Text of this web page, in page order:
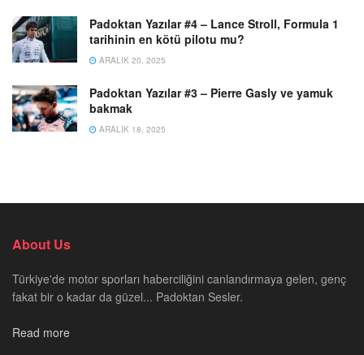
Padoktan Yazılar #4 – Lance Stroll, Formula 1
tarihinin en kötü pilotu mu?
ARALIK 20, 2025
Padoktan Yazılar #3 – Pierre Gasly ve yamuk
bakmak
ARALIK 18, 2025
About Us
Türkiye'de motor sporları haberciliğini canlandırmaya gelen, genç
fakat bir o kadar da güzel... Padoktan Sesler.
Read more